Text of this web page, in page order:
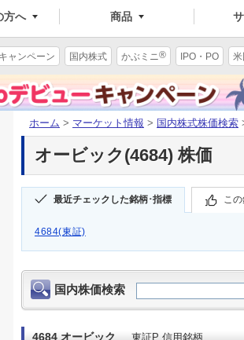
方へ 商品
キャンペーン 国内株式 かぶミニ® IPO・PO
ホーム > マーケット情報 > 国内株式株価検索
オービック(4684) 株価
最近チェックした銘柄･指標 こ
4684(東証)